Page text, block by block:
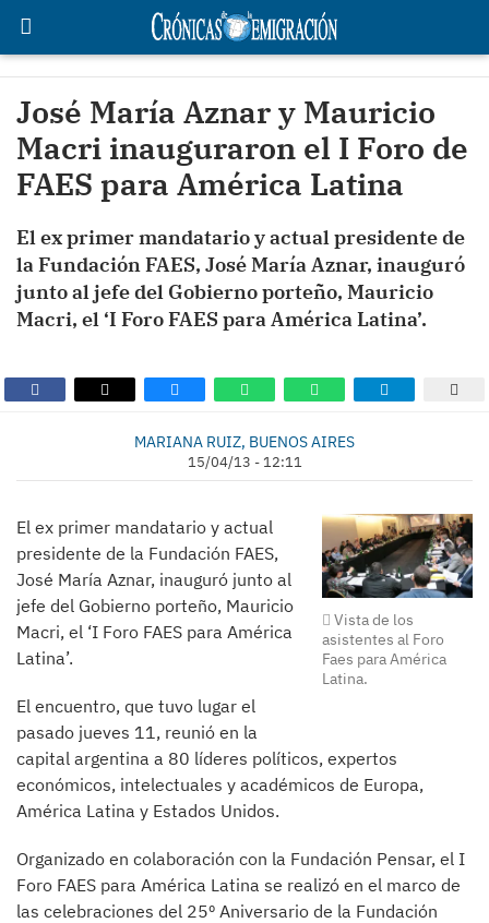
José María Aznar y Mauricio
Macri inauguraron el I Foro de
FAES para América Latina
El ex primer mandatario y actual presidente de
la Fundación FAES, José María Aznar, inauguró
junto al jefe del Gobierno porteño, Mauricio
Macri, el ‘I Foro FAES para América Latina’.
MARIANA RUIZ, BUENOS AIRES
15/04/13 - 12:11
Vista de los
asistentes al Foro
Faes para América
Latina.
El ex primer mandatario y actual
presidente de la Fundación FAES,
José María Aznar, inauguró junto al
jefe del Gobierno porteño, Mauricio
Macri, el ‘I Foro FAES para América
Latina’.
El encuentro, que tuvo lugar el
pasado jueves 11, reunió en la
capital argentina a 80 líderes políticos, expertos
económicos, intelectuales y académicos de Europa,
América Latina y Estados Unidos.
Organizado en colaboración con la Fundación Pensar, el I
Foro FAES para América Latina se realizó en el marco de
las celebraciones del 25º Aniversario de la Fundación